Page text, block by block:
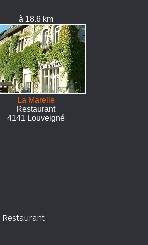
à 18.6 km
La Marelle
Restaurant
4141 Louveigné
Restaurant